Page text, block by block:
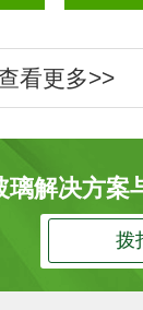
看更多>>
解决方案
拨